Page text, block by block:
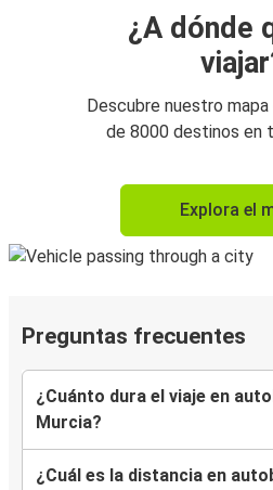
¿A dónde
Descubre nuestro
de 8000 destinos en
Explora el
Preguntas frecuentes
¿Cuánto dura el viaje en
Murcia?
¿Cuál es la distancia en